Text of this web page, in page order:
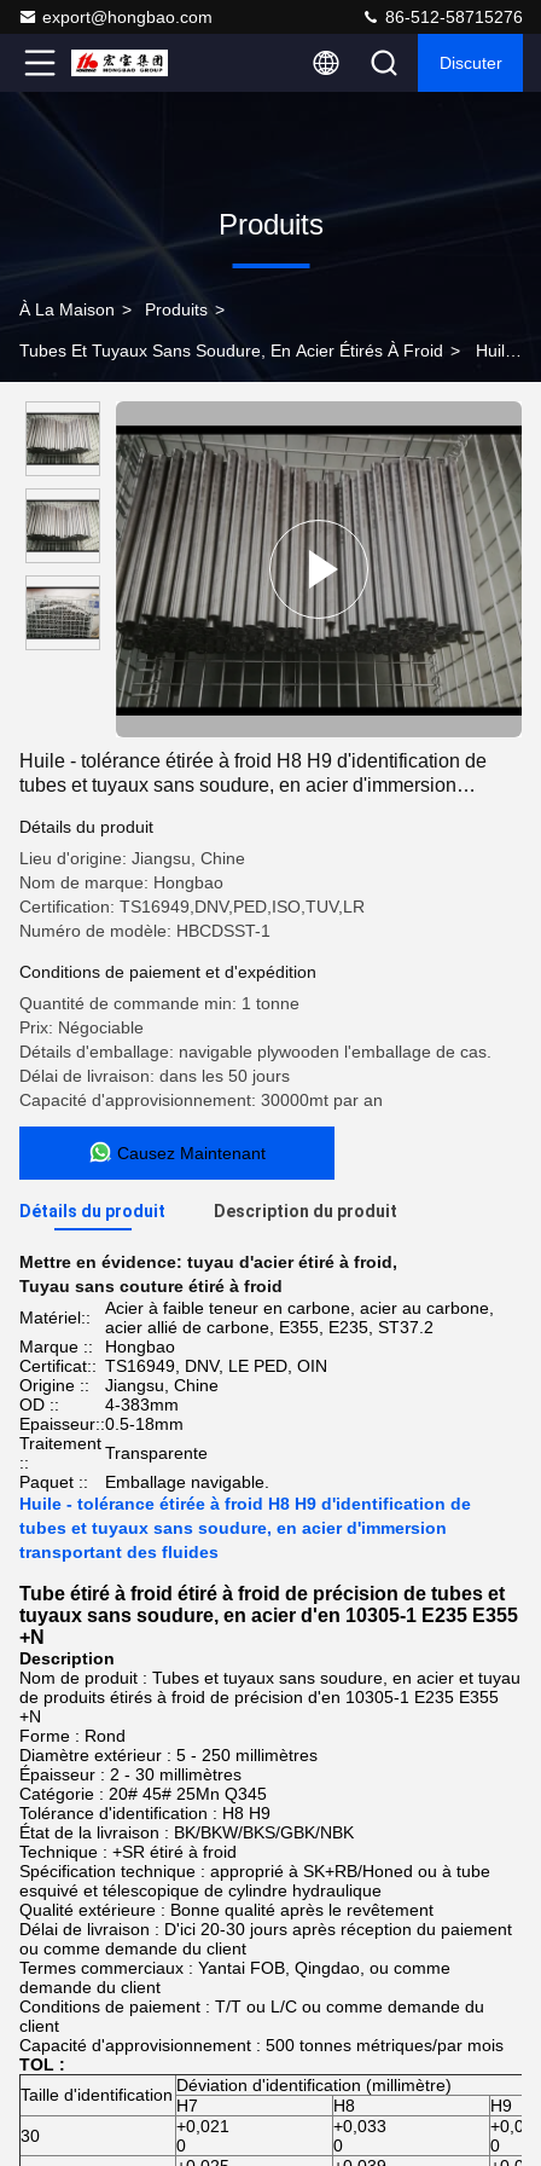
export@hongbao.com 86-512-58715276
Discuter
Produits
À La Maison > Produits >
Tubes Et Tuyaux Sans Soudure, En Acier Étirés À Froid > Huile
sans soudure, en acier d'immersion transportant des fluides
Huile - tolérance étirée à froid H8 H9 d'identification de
tubes et tuyaux sans soudure, en acier d'immersion
Détails du produit
Lieu d'origine: Jiangsu, Chine
Nom de marque: Hongbao
Certification: TS16949,DNV,PED,ISO,TUV,LR
Numéro de modèle: HBCDSST-1
Conditions de paiement et d'expédition
Quantité de commande min: 1 tonne
Prix: Négociable
Détails d'emballage: navigable plywooden l'emballage de cas.
Délai de livraison: dans les 50 jours
Capacité d'approvisionnement: 30000mt par an
Causez Maintenant
Détails du produit Description du produit
Mettre en évidence: tuyau d'acier étiré à froid,
Tuyau sans couture étiré à froid
Matériel::
Acier à faible teneur en carbone, acier au carbone,
acier allié de carbone, E355, E235, ST37.2
Marque ::
Hongbao
Certificat:: TS16949, DNV, LE PED, OIN
Origine ::
Jiangsu, Chine
OD ::
4-383mm
Epaisseur::0.5-18mm
Traitement
::
Transparente
Paquet ::
Emballage navigable.
Huile - tolérance étirée à froid H8 H9 d'identification de
tubes et tuyaux sans soudure, en acier d'immersion
transportant des fluides
Tube étiré à froid étiré à froid de précision de tubes et
tuyaux sans soudure, en acier d'en 10305-1 E235 E355
+N
Description
Nom de produit : Tubes et tuyaux sans soudure, en acier et tuyau
de produits étirés à froid de précision d'en 10305-1 E235 E355
+N
Forme : Rond
Diamètre extérieur : 5 - 250 millimètres
Épaisseur : 2 - 30 millimètres
Catégorie : 20# 45# 25Mn Q345
Tolérance d'identification : H8 H9
État de la livraison : BK/BKW/BKS/GBK/NBK
Technique : +SR étiré à froid
Spécification technique : approprié à SK+RB/Honed ou à tube
esquivé et télescopique de cylindre hydraulique
Qualité extérieure : Bonne qualité après le revêtement
Délai de livraison : D'ici 20-30 jours après réception du paiement
ou comme demande du client
Termes commerciaux : Yantai FOB, Qingdao, ou comme
demande du client
Conditions de paiement : T/T ou L/C ou comme demande du
client
Capacité d'approvisionnement : 500 tonnes métriques/par mois
TOL :
Taille d'identification Déviation d'identification (millimètre)
H7
H8
H9
30
+0,021
0
+0,033
0
0